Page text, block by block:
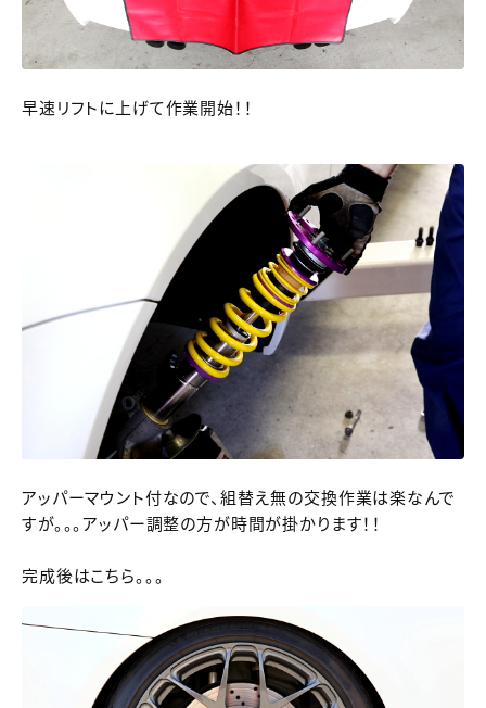
早速リフトに上げて作業開始！！
アッパーマウント付なので、組替え無の交換作業は楽なんで
すが。。。アッパー調整の方が時間が掛かります！！
完成後はこちら。。。